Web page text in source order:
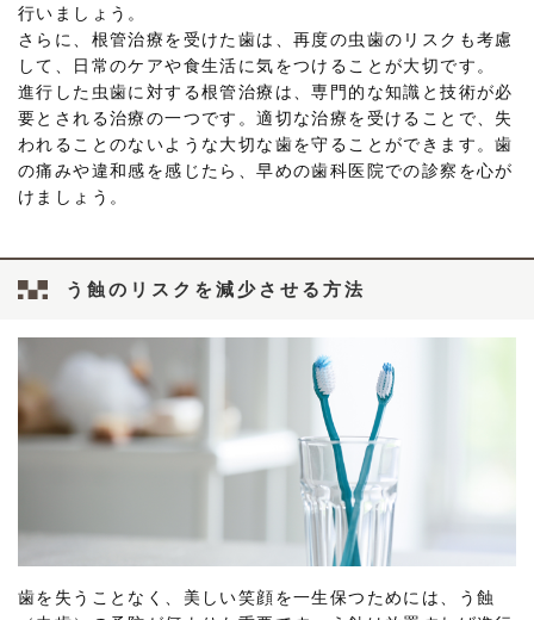
行いましょう。
さらに、根管治療を受けた歯は、再度の虫歯のリスクも考慮
して、日常のケアや食生活に気をつけることが大切です。
進行した虫歯に対する根管治療は、専門的な知識と技術が必
要とされる治療の一つです。適切な治療を受けることで、失
われることのないような大切な歯を守ることができます。歯
の痛みや違和感を感じたら、早めの歯科医院での診察を心が
けましょう。
う蝕のリスクを減少させる方法
歯を失うことなく、美しい笑顔を一生保つためには、う蝕